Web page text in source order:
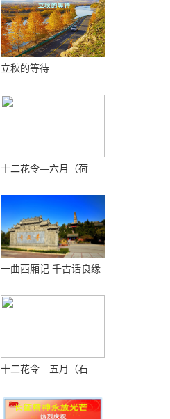
立秋的等待
十二花令—六月（荷
一曲西厢记 千古话良缘
十二花令—五月（石